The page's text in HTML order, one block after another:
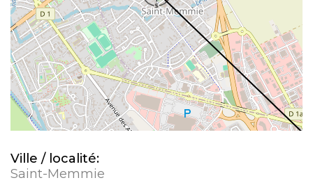
Ville / localité:
Saint-Memmie